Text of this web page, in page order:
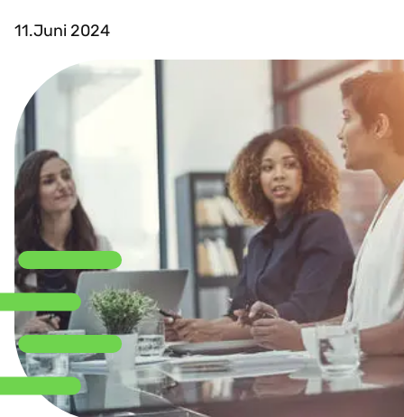
11.Juni 2024